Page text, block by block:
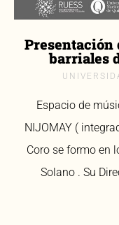
Presentación
barriales
Espacio de
NIJOMAY (
Coro se formo en
Solano . Su